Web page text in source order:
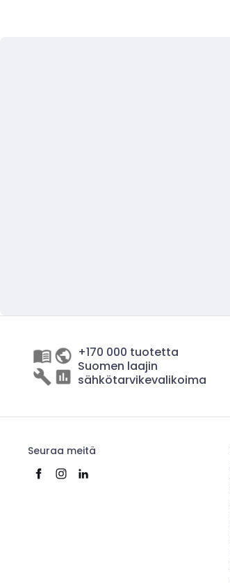
+170 000 tuotetta
Suomen laajin
sähkötarvikevalikoima
Seuraa meitä